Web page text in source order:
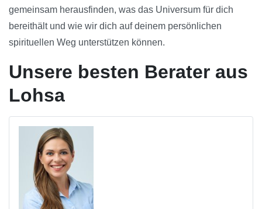
gemeinsam herausfinden, was das Universum für dich
bereithält und wie wir dich auf deinem persönlichen
spirituellen Weg unterstützen können.
Unsere besten Berater aus
Lohsa